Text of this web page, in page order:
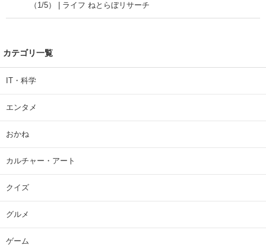
（1/5） | ライフ ねとらぼリサーチ
カテゴリ一覧
IT・科学
エンタメ
おかね
カルチャー・アート
クイズ
グルメ
ゲーム